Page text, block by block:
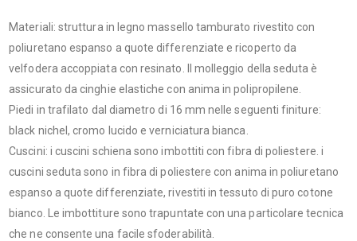
Materiali: struttura in legno massello tamburato rivestito con
poliuretano espanso a quote differenziate e ricoperto da
velfodera accoppiata con resinato. Il molleggio della seduta è
assicurato da cinghie elastiche con anima in polipropilene.
Piedi in trafilato dal diametro di 16 mm nelle seguenti finiture:
black nichel, cromo lucido e verniciatura bianca.
Cuscini: i cuscini schiena sono imbottiti con fibra di poliestere. i
cuscini seduta sono in fibra di poliestere con anima in poliuretano
espanso a quote differenziate, rivestiti in tessuto di puro cotone
bianco. Le imbottiture sono trapuntate con una particolare tecnica
che ne consente una facile sfoderabilità.